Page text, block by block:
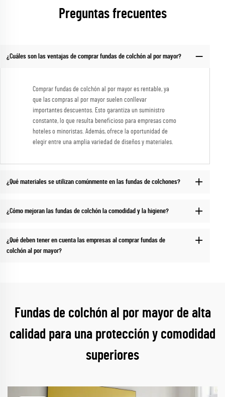
Preguntas frecuentes
¿Cuáles son las ventajas de comprar fundas de colchón al por mayor?
Comprar fundas de colchón al por mayor es rentable, ya
que las compras al por mayor suelen conllevar
importantes descuentos. Esto garantiza un suministro
constante, lo que resulta beneficioso para empresas como
hoteles o minoristas. Además, ofrece la oportunidad de
elegir entre una amplia variedad de diseños y materiales.
¿Qué materiales se utilizan comúnmente en las fundas de colchones?
¿Cómo mejoran las fundas de colchón la comodidad y la higiene?
¿Qué deben tener en cuenta las empresas al comprar fundas de
colchón al por mayor?
Fundas de colchón al por mayor de alta
calidad para una protección y comodidad
superiores